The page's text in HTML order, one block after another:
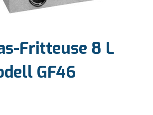
Fritteuse 8 L
GF46